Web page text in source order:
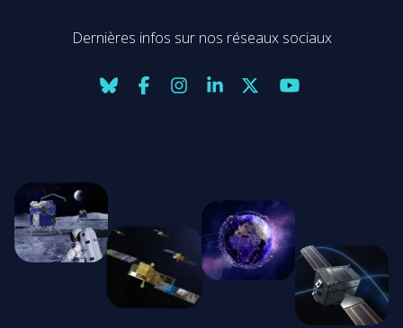
Dernières infos sur nos réseaux sociaux